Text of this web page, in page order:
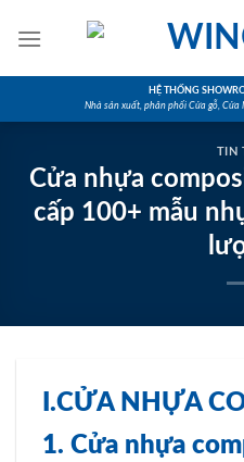
HỆ THỐNG
Nhà sản xuất, phân phối Cửa gỗ, Cửa
TIN
Cửa nhựa
cấp 100+ mẫu
I.CỬA NHỰA
1. Cửa nhựa